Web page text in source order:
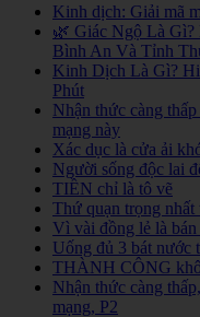
Kinh dịch: Giải mã
🌿 Giác Ngộ Là
Bình An Và Tỉnh
Kinh Dịch Là Gì?
Phút
Nhận thức càng
mạng này
Xác dục là cửa ải
Người sống độc lai
TIỀN chỉ là tô vẽ
Thứ quạn trọng nhất
Vì vài đồng lẻ là
Uống đủ 3 bát
THÀNH CÔNG
Nhận thức càng
mạng, P2